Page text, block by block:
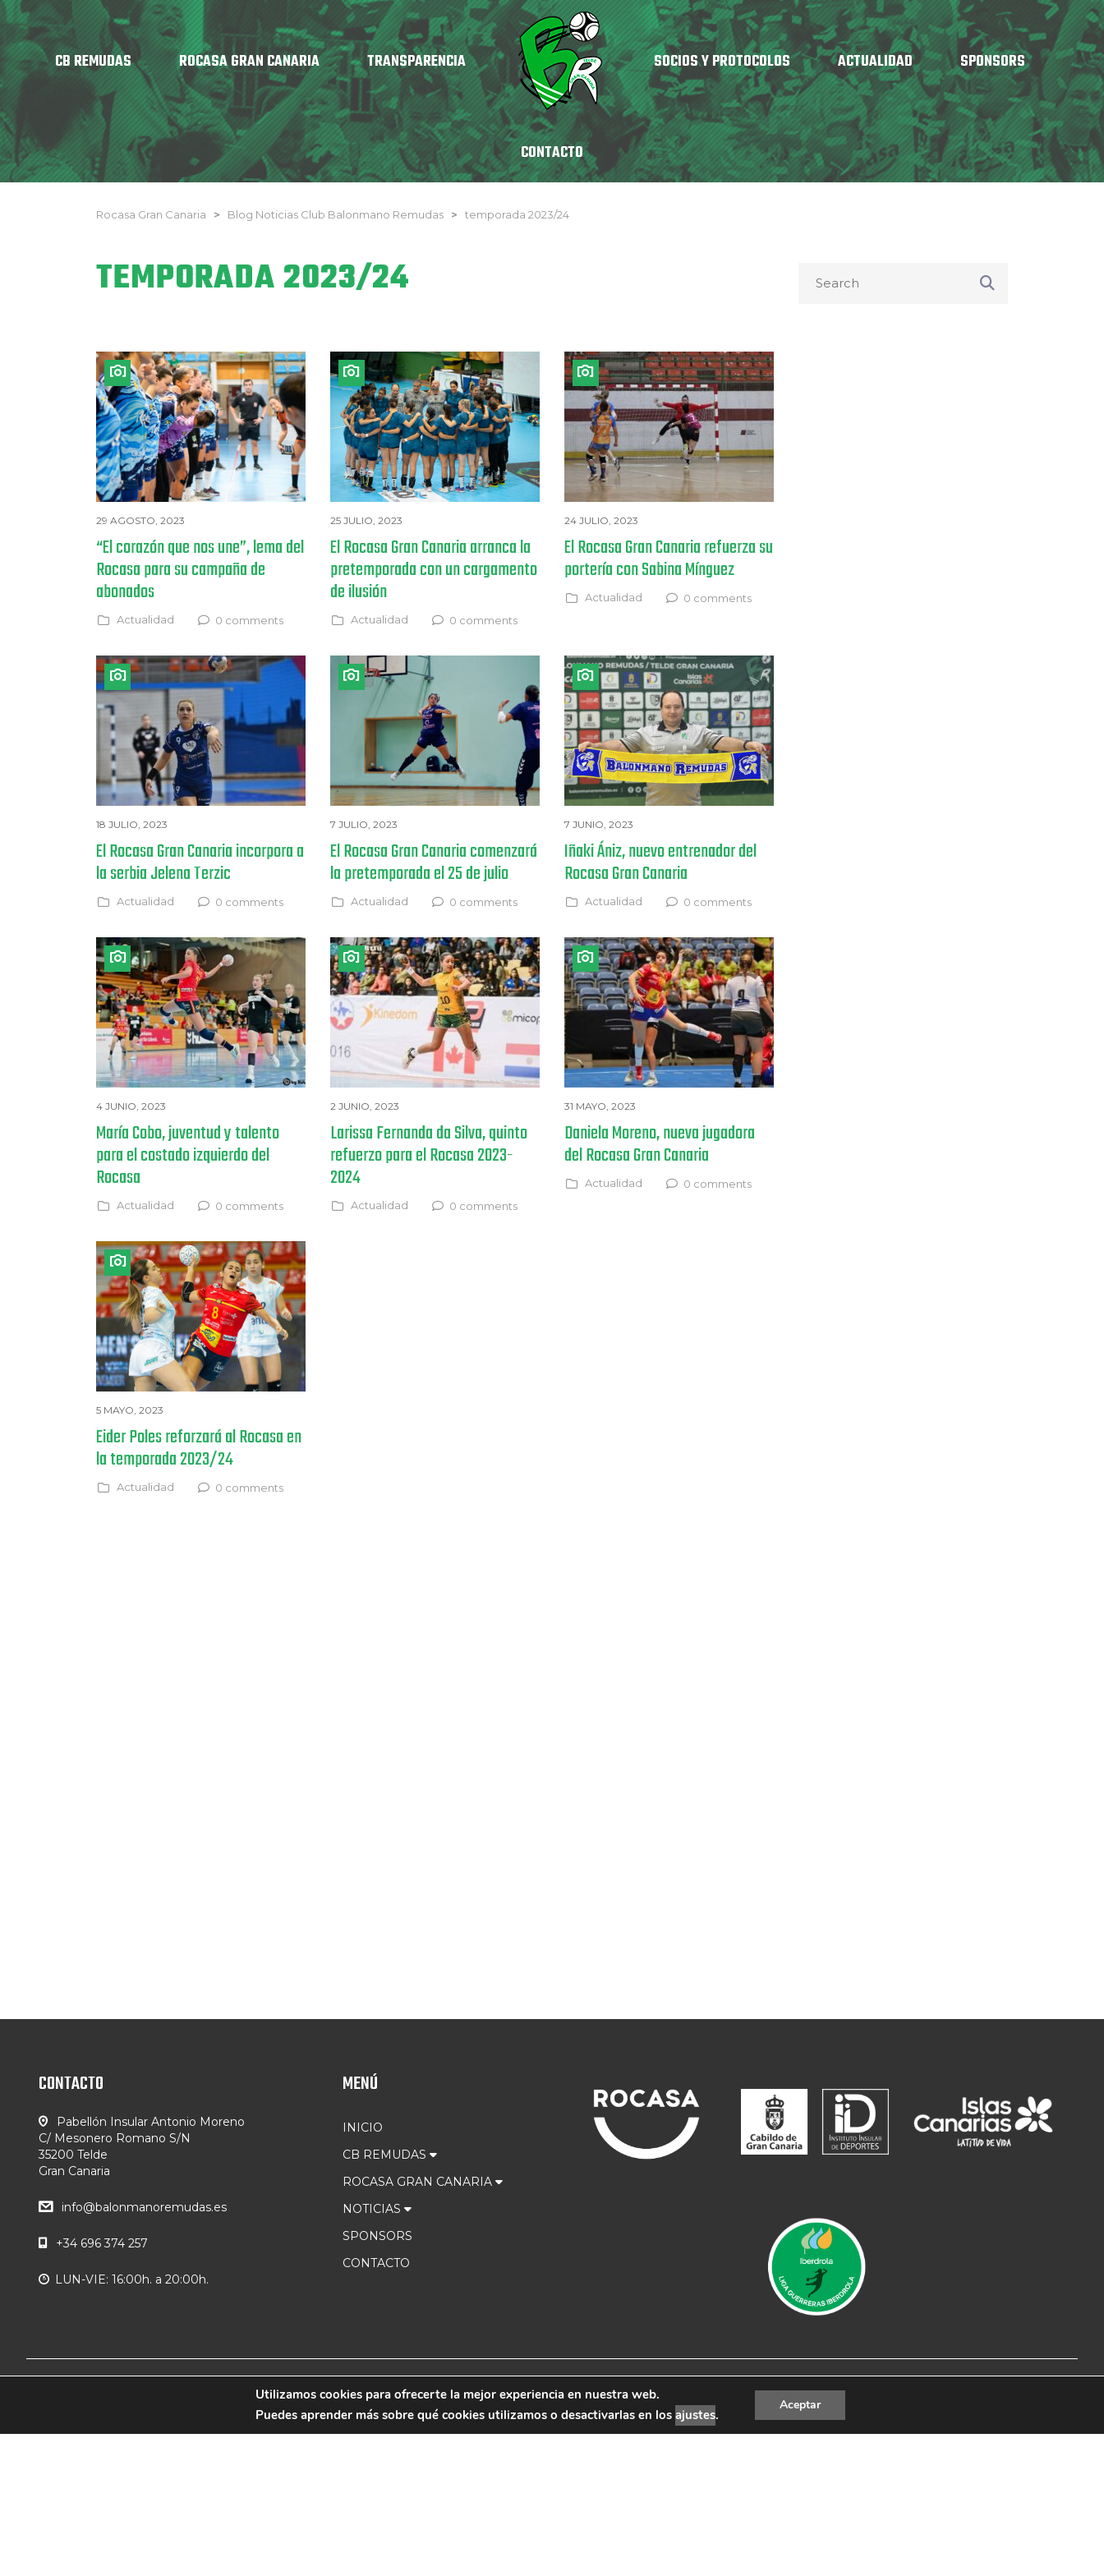
CB REMUDAS ROCASA GRAN CANARIA TRANSPARENCIA SOCIOS Y PROTOCOLOS ACTUALIDAD SPONSORS
CONTACTO
Rocasa Gran Canaria > Blog Noticias Club Balonmano Remudas > temporada 2023/24
TEMPORADA 2023/24
29 AGOSTO, 2023
“El corazón que nos une”, lema del
Rocasa para su campaña de
abonados
Actualidad 0 comments
25 JULIO, 2023
El Rocasa Gran Canaria arranca la
pretemporada con un cargamento
de ilusión
Actualidad 0 comments
24 JULIO, 2023
El Rocasa Gran Canaria refuerza su
portería con Sabina Mínguez
Actualidad 0 comments
18 JULIO, 2023
El Rocasa Gran Canaria incorpora a
la serbia Jelena Terzic
Actualidad 0 comments
7 JULIO, 2023
El Rocasa Gran Canaria comenzará
la pretemporada el 25 de julio
Actualidad 0 comments
7 JUNIO, 2023
Iñaki Ániz, nuevo entrenador del
Rocasa Gran Canaria
Actualidad 0 comments
4 JUNIO, 2023
María Cobo, juventud y talento
para el costado izquierdo del
Rocasa
Actualidad 0 comments
2 JUNIO, 2023
Larissa Fernanda da Silva, quinto
refuerzo para el Rocasa 2023-
2024
Actualidad 0 comments
31 MAYO, 2023
Daniela Moreno, nueva jugadora
del Rocasa Gran Canaria
Actualidad 0 comments
5 MAYO, 2023
Eider Poles reforzará al Rocasa en
la temporada 2023/24
Actualidad 0 comments
CONTACTO
Pabellón Insular Antonio Moreno
C/ Mesonero Romano S/N
35200 Telde
Gran Canaria
info@balonmanoremudas.es
+34 696 374 257
LUN-VIE: 16:00h. a 20:00h.
MENÚ
INICIO
CB REMUDAS
ROCASA GRAN CANARIA
NOTICIAS
SPONSORS
CONTACTO
© 2019 CB Remudas - Desarrollado por3COM Marketing |Política de Privacidad
Utilizamos cookies para ofrecerte la mejor experiencia en nuestra web.
Puedes aprender más sobre qué cookies utilizamos o desactivarlas en los ajustes.
Aceptar